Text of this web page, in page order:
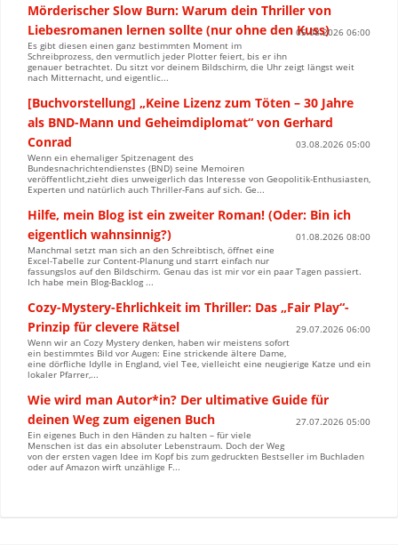
Mörderischer Slow Burn: Warum dein Thriller von
Liebesromanen lernen sollte (nur ohne den Kuss)05.08.2026 06:00
Es gibt diesen einen ganz bestimmten Moment im
Schreibprozess, den vermutlich jeder Plotter feiert, bis er ihn
genauer betrachtet. Du sitzt vor deinem Bildschirm, die Uhr zeigt längst weit
nach Mitternacht, und eigentlic...
[Buchvorstellung] „Keine Lizenz zum Töten – 30 Jahre
als BND-Mann und Geheimdiplomat“ von Gerhard
Conrad
03.08.2026 05:00
Wenn ein ehemaliger Spitzenagent des
Bundesnachrichtendienstes (BND) seine Memoiren
veröffentlicht,zieht dies unweigerlich das Interesse von Geopolitik-Enthusiasten,
Experten und natürlich auch Thriller-Fans auf sich. Ge...
Hilfe, mein Blog ist ein zweiter Roman! (Oder: Bin ich
eigentlich wahnsinnig?)
01.08.2026 08:00
Manchmal setzt man sich an den Schreibtisch, öffnet eine
Excel-Tabelle zur Content-Planung und starrt einfach nur
fassungslos auf den Bildschirm. Genau das ist mir vor ein paar Tagen passiert.
Ich habe mein Blog-Backlog ...
Cozy-Mystery-Ehrlichkeit im Thriller: Das „Fair Play“-
Prinzip für clevere Rätsel
29.07.2026 06:00
Wenn wir an Cozy Mystery denken, haben wir meistens sofort
ein bestimmtes Bild vor Augen: Eine strickende ältere Dame,
eine dörfliche Idylle in England, viel Tee, vielleicht eine neugierige Katze und ein
lokaler Pfarrer,...
Wie wird man Autor*in? Der ultimative Guide für
deinen Weg zum eigenen Buch
27.07.2026 05:00
Ein eigenes Buch in den Händen zu halten – für viele
Menschen ist das ein absoluter Lebenstraum. Doch der Weg
von der ersten vagen Idee im Kopf bis zum gedruckten Bestseller im Buchladen
oder auf Amazon wirft unzählige F...